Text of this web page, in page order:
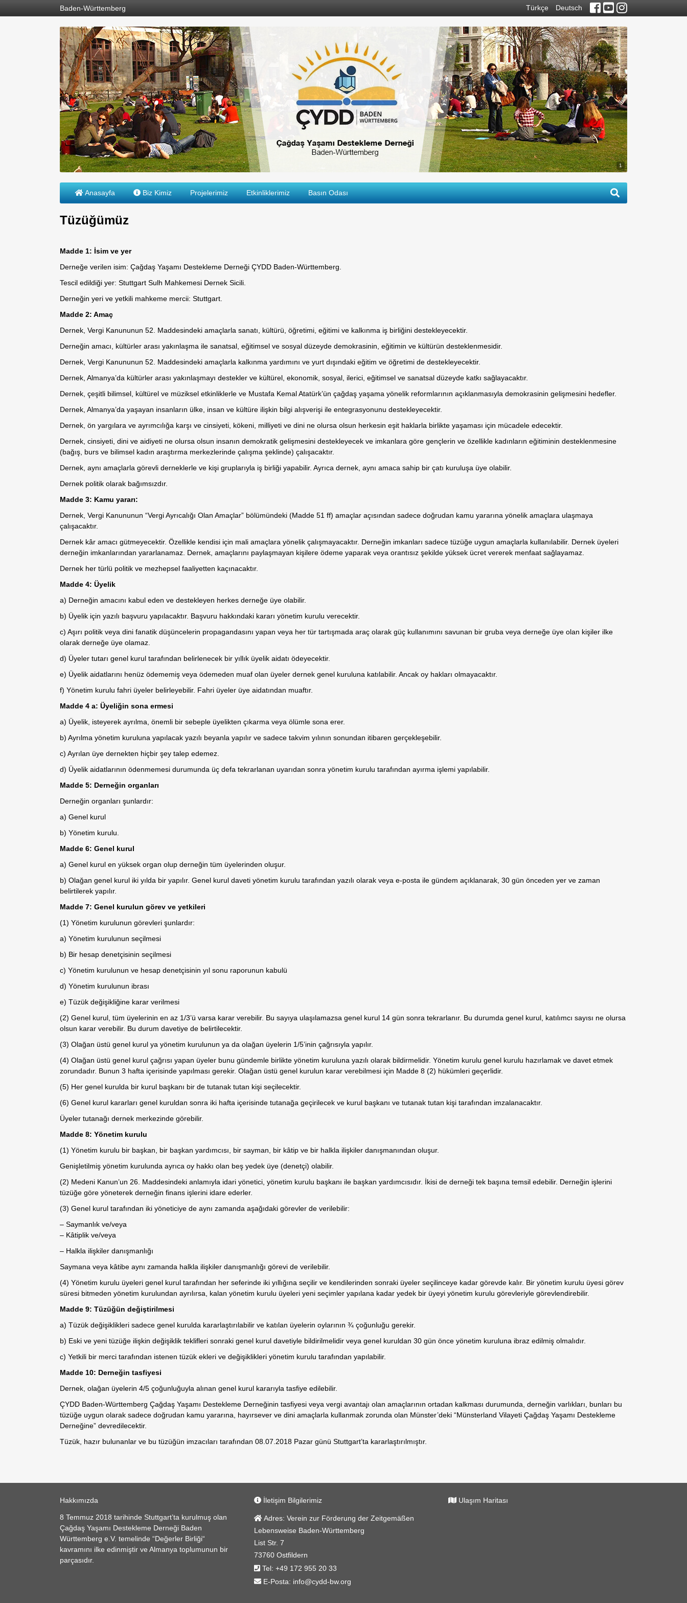
Baden-Württemberg Türkçe Deutsch
1
Anasayfa Biz Kimiz Projelerimiz Etkinliklerimiz Basın Odası
Tüzüğümüz
Madde 1: İsim ve yer
Derneğe verilen isim: Çağdaş Yaşamı Destekleme Derneği ÇYDD Baden-Württemberg.
Tescil edildiği yer: Stuttgart Sulh Mahkemesi Dernek Sicili.
Derneğin yeri ve yetkili mahkeme mercii: Stuttgart.
Madde 2: Amaç
Dernek, Vergi Kanununun 52. Maddesindeki amaçlarla sanatı, kültürü, öğretimi, eğitimi ve kalkınma iş birliğini destekleyecektir.
Derneğin amacı, kültürler arası yakınlaşma ile sanatsal, eğitimsel ve sosyal düzeyde demokrasinin, eğitimin ve kültürün desteklenmesidir.
Dernek, Vergi Kanununun 52. Maddesindeki amaçlarla kalkınma yardımını ve yurt dışındaki eğitim ve öğretimi de destekleyecektir.
Dernek, Almanya’da kültürler arası yakınlaşmayı destekler ve kültürel, ekonomik, sosyal, ilerici, eğitimsel ve sanatsal düzeyde katkı sağlayacaktır.
Dernek, çeşitli bilimsel, kültürel ve müziksel etkinliklerle ve Mustafa Kemal Atatürk’ün çağdaş yaşama yönelik reformlarının açıklanmasıyla demokrasinin gelişmesini hedefler.
Dernek, Almanya’da yaşayan insanların ülke, insan ve kültüre ilişkin bilgi alışverişi ile entegrasyonunu destekleyecektir.
Dernek, ön yargılara ve ayrımcılığa karşı ve cinsiyeti, kökeni, milliyeti ve dini ne olursa olsun herkesin eşit haklarla birlikte yaşaması için mücadele edecektir.
Dernek, cinsiyeti, dini ve aidiyeti ne olursa olsun insanın demokratik gelişmesini destekleyecek ve imkanlara göre gençlerin ve özellikle kadınların eğitiminin desteklenmesine
(bağış, burs ve bilimsel kadın araştırma merkezlerinde çalışma şeklinde) çalışacaktır.
Dernek, aynı amaçlarla görevli derneklerle ve kişi gruplarıyla iş birliği yapabilir. Ayrıca dernek, aynı amaca sahip bir çatı kuruluşa üye olabilir.
Dernek politik olarak bağımsızdır.
Madde 3: Kamu yararı:
Dernek, Vergi Kanununun “Vergi Ayrıcalığı Olan Amaçlar” bölümündeki (Madde 51 ff) amaçlar açısından sadece doğrudan kamu yararına yönelik amaçlara ulaşmaya
çalışacaktır.
Dernek kâr amacı gütmeyecektir. Özellikle kendisi için mali amaçlara yönelik çalışmayacaktır. Derneğin imkanları sadece tüzüğe uygun amaçlarla kullanılabilir. Dernek üyeleri
derneğin imkanlarından yararlanamaz. Dernek, amaçlarını paylaşmayan kişilere ödeme yaparak veya orantısız şekilde yüksek ücret vererek menfaat sağlayamaz.
Dernek her türlü politik ve mezhepsel faaliyetten kaçınacaktır.
Madde 4: Üyelik
a) Derneğin amacını kabul eden ve destekleyen herkes derneğe üye olabilir.
b) Üyelik için yazılı başvuru yapılacaktır. Başvuru hakkındaki kararı yönetim kurulu verecektir.
c) Aşırı politik veya dini fanatik düşüncelerin propagandasını yapan veya her tür tartışmada araç olarak güç kullanımını savunan bir gruba veya derneğe üye olan kişiler ilke
olarak derneğe üye olamaz.
d) Üyeler tutarı genel kurul tarafından belirlenecek bir yıllık üyelik aidatı ödeyecektir.
e) Üyelik aidatlarını henüz ödememiş veya ödemeden muaf olan üyeler dernek genel kuruluna katılabilir. Ancak oy hakları olmayacaktır.
f) Yönetim kurulu fahri üyeler belirleyebilir. Fahri üyeler üye aidatından muaftır.
Madde 4 a: Üyeliğin sona ermesi
a) Üyelik, isteyerek ayrılma, önemli bir sebeple üyelikten çıkarma veya ölümle sona erer.
b) Ayrılma yönetim kuruluna yapılacak yazılı beyanla yapılır ve sadece takvim yılının sonundan itibaren gerçekleşebilir.
c) Ayrılan üye dernekten hiçbir şey talep edemez.
d) Üyelik aidatlarının ödenmemesi durumunda üç defa tekrarlanan uyarıdan sonra yönetim kurulu tarafından ayırma işlemi yapılabilir.
Madde 5: Derneğin organları
Derneğin organları şunlardır:
a) Genel kurul
b) Yönetim kurulu.
Madde 6: Genel kurul
a) Genel kurul en yüksek organ olup derneğin tüm üyelerinden oluşur.
b) Olağan genel kurul iki yılda bir yapılır. Genel kurul daveti yönetim kurulu tarafından yazılı olarak veya e-posta ile gündem açıklanarak, 30 gün önceden yer ve zaman
belirtilerek yapılır.
Madde 7: Genel kurulun görev ve yetkileri
(1) Yönetim kurulunun görevleri şunlardır:
a) Yönetim kurulunun seçilmesi
b) Bir hesap denetçisinin seçilmesi
c) Yönetim kurulunun ve hesap denetçisinin yıl sonu raporunun kabulü
d) Yönetim kurulunun ibrası
e) Tüzük değişikliğine karar verilmesi
(2) Genel kurul, tüm üyelerinin en az 1/3’ü varsa karar verebilir. Bu sayıya ulaşılamazsa genel kurul 14 gün sonra tekrarlanır. Bu durumda genel kurul, katılımcı sayısı ne olursa
olsun karar verebilir. Bu durum davetiye de belirtilecektir.
(3) Olağan üstü genel kurul ya yönetim kurulunun ya da olağan üyelerin 1/5’inin çağrısıyla yapılır.
(4) Olağan üstü genel kurul çağrısı yapan üyeler bunu gündemle birlikte yönetim kuruluna yazılı olarak bildirmelidir. Yönetim kurulu genel kurulu hazırlamak ve davet etmek
zorundadır. Bunun 3 hafta içerisinde yapılması gerekir. Olağan üstü genel kurulun karar verebilmesi için Madde 8 (2) hükümleri geçerlidir.
(5) Her genel kurulda bir kurul başkanı bir de tutanak tutan kişi seçilecektir.
(6) Genel kurul kararları genel kuruldan sonra iki hafta içerisinde tutanağa geçirilecek ve kurul başkanı ve tutanak tutan kişi tarafından imzalanacaktır.
Üyeler tutanağı dernek merkezinde görebilir.
Madde 8: Yönetim kurulu
(1) Yönetim kurulu bir başkan, bir başkan yardımcısı, bir sayman, bir kâtip ve bir halkla ilişkiler danışmanından oluşur.
Genişletilmiş yönetim kurulunda ayrıca oy hakkı olan beş yedek üye (denetçi) olabilir.
(2) Medeni Kanun’un 26. Maddesindeki anlamıyla idari yönetici, yönetim kurulu başkanı ile başkan yardımcısıdır. İkisi de derneği tek başına temsil edebilir. Derneğin işlerini
tüzüğe göre yöneterek derneğin finans işlerini idare ederler.
(3) Genel kurul tarafından iki yöneticiye de aynı zamanda aşağıdaki görevler de verilebilir:
– Saymanlık ve/veya
– Kâtiplik ve/veya
– Halkla ilişkiler danışmanlığı
Saymana veya kâtibe aynı zamanda halkla ilişkiler danışmanlığı görevi de verilebilir.
(4) Yönetim kurulu üyeleri genel kurul tarafından her seferinde iki yıllığına seçilir ve kendilerinden sonraki üyeler seçilinceye kadar görevde kalır. Bir yönetim kurulu üyesi görev
süresi bitmeden yönetim kurulundan ayrılırsa, kalan yönetim kurulu üyeleri yeni seçimler yapılana kadar yedek bir üyeyi yönetim kurulu görevleriyle görevlendirebilir.
Madde 9: Tüzüğün değiştirilmesi
a) Tüzük değişiklikleri sadece genel kurulda kararlaştırılabilir ve katılan üyelerin oylarının ¾ çoğunluğu gerekir.
b) Eski ve yeni tüzüğe ilişkin değişiklik teklifleri sonraki genel kurul davetiyle bildirilmelidir veya genel kuruldan 30 gün önce yönetim kuruluna ibraz edilmiş olmalıdır.
c) Yetkili bir merci tarafından istenen tüzük ekleri ve değişiklikleri yönetim kurulu tarafından yapılabilir.
Madde 10: Derneğin tasfiyesi
Dernek, olağan üyelerin 4/5 çoğunluğuyla alınan genel kurul kararıyla tasfiye edilebilir.
ÇYDD Baden-Württemberg Çağdaş Yaşamı Destekleme Derneğinin tasfiyesi veya vergi avantajı olan amaçlarının ortadan kalkması durumunda, derneğin varlıkları, bunları bu
tüzüğe uygun olarak sadece doğrudan kamu yararına, hayırsever ve dini amaçlarla kullanmak zorunda olan Münster’deki “Münsterland Vilayeti Çağdaş Yaşamı Destekleme
Derneğine” devredilecektir.
Tüzük, hazır bulunanlar ve bu tüzüğün imzacıları tarafından 08.07.2018 Pazar günü Stuttgart’ta kararlaştırılmıştır.
Hakkımızda
8 Temmuz 2018 tarihinde Stuttgart’ta kurulmuş olan
Çağdaş Yaşamı Destekleme Derneği Baden
Württemberg e.V. temelinde “Değerler Birliği“
kavramını ilke edinmiştir ve Almanya toplumunun bir
parçasıdır.
İletişim Bilgilerimiz
Adres: Verein zur Förderung der Zeitgemäßen
Lebensweise Baden-Württemberg
List Str. 7
73760 Ostfildern
Tel: +49 172 955 20 33
E-Posta: info@cydd-bw.org
Ulaşım Haritası